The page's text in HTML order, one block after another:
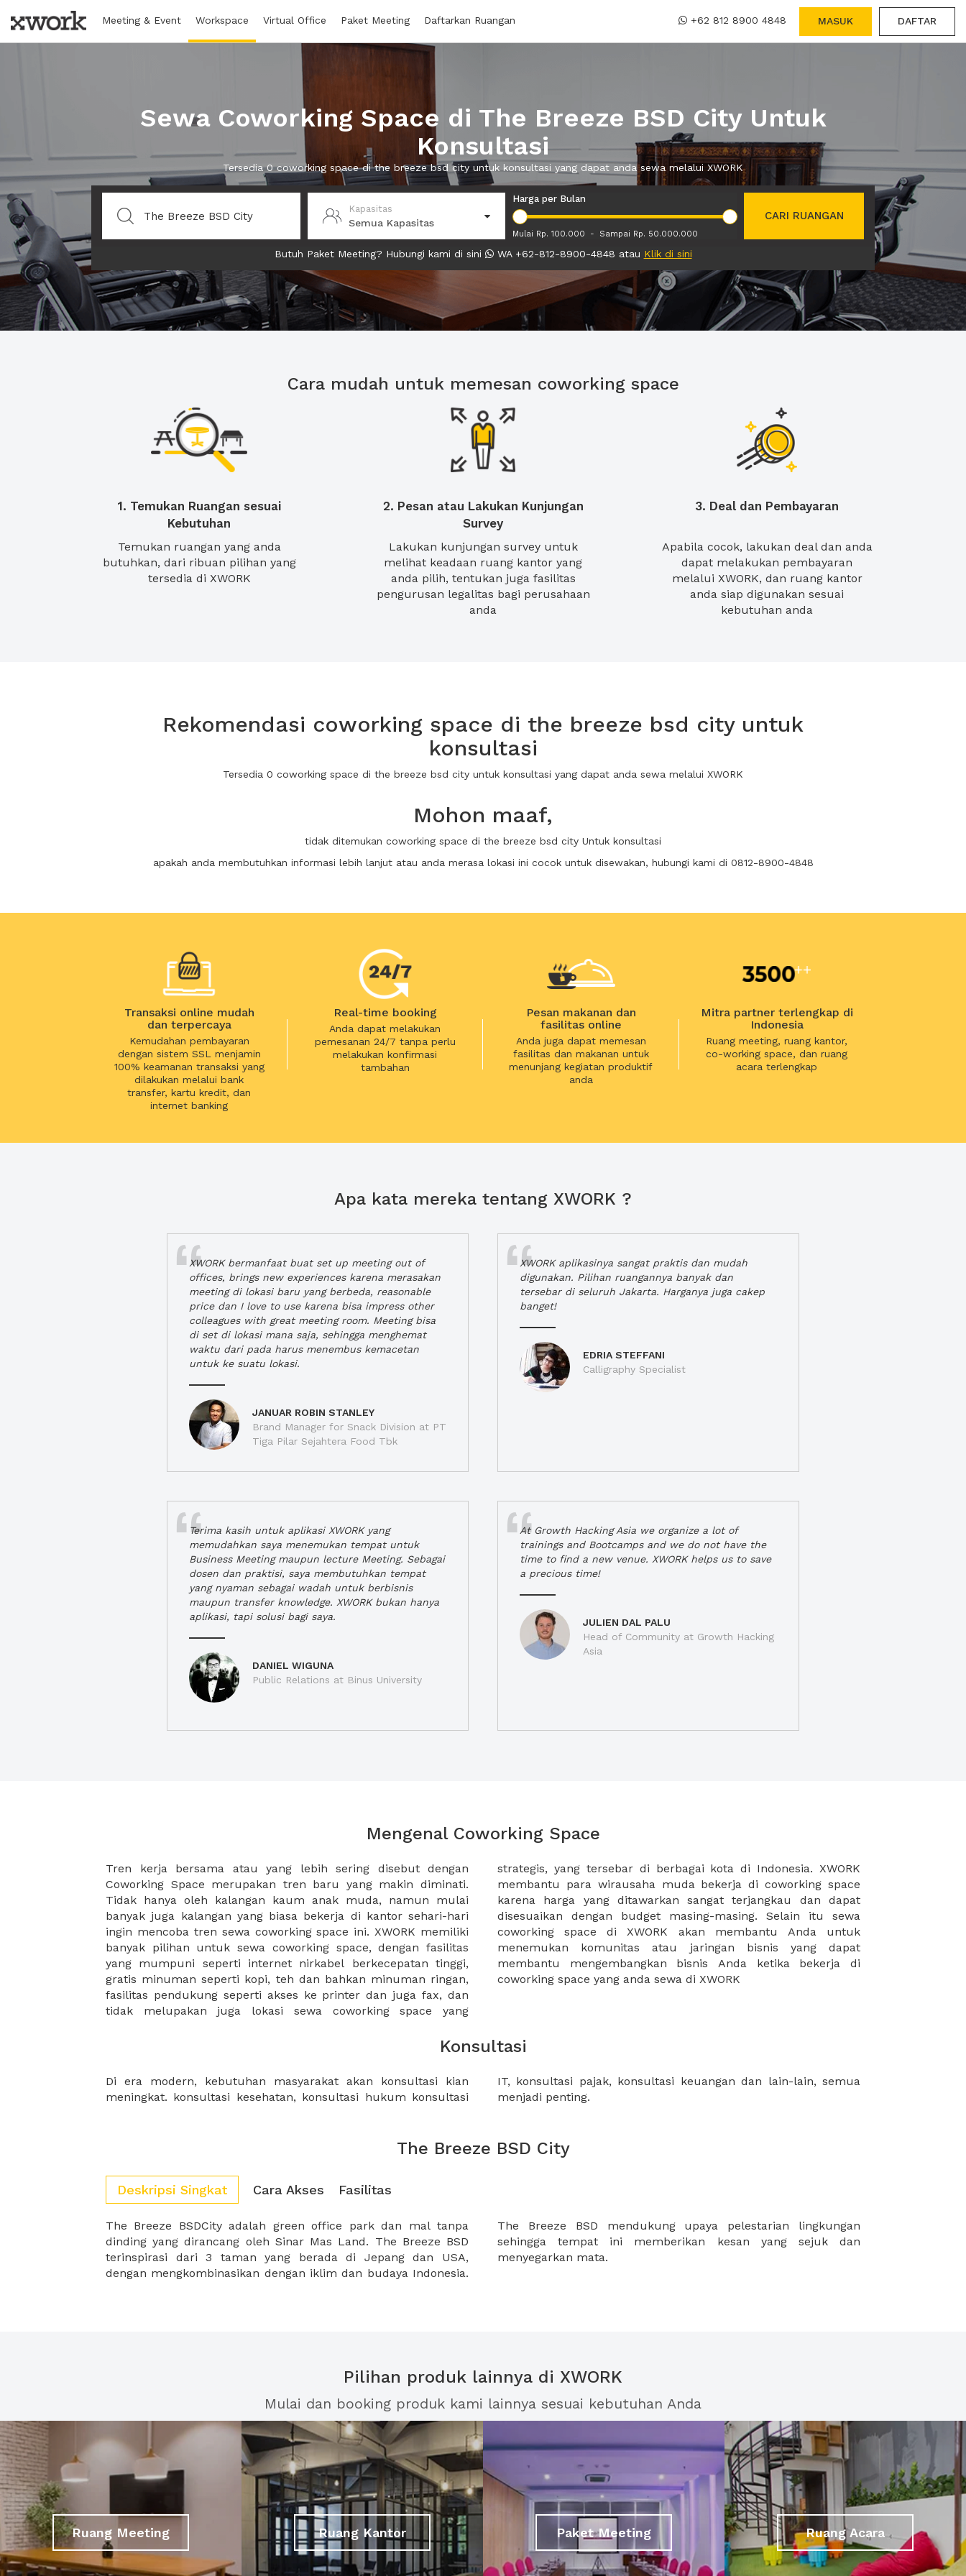
Meeting & Event Workspace Virtual Office Paket Meeting Daftarkan Ruangan +62 812 8900 4848 MASUK DAFTAR
Sewa Coworking Space di The Breeze BSD City Untuk
Konsultasi
Tersedia 0 coworking space di the breeze bsd city untuk konsultasi yang dapat anda sewa melalui XWORK
Kapasitas
Semua Kapasitas
Harga per Bulan
Mulai Rp. 100.000 - Sampai Rp. 50.000.000
CARI RUANGAN
Butuh Paket Meeting? Hubungi kami di sini WA +62-812-8900-4848 atau Klik di sini
Cara mudah untuk memesan coworking space
1. Temukan Ruangan sesuai
Kebutuhan
Temukan ruangan yang anda
butuhkan, dari ribuan pilihan yang
tersedia di XWORK
2. Pesan atau Lakukan Kunjungan
Survey
Lakukan kunjungan survey untuk
melihat keadaan ruang kantor yang
anda pilih, tentukan juga fasilitas
pengurusan legalitas bagi perusahaan
anda
3. Deal dan Pembayaran
Apabila cocok, lakukan deal dan anda
dapat melakukan pembayaran
melalui XWORK, dan ruang kantor
anda siap digunakan sesuai
kebutuhan anda
Rekomendasi coworking space di the breeze bsd city untuk
konsultasi
Tersedia 0 coworking space di the breeze bsd city untuk konsultasi yang dapat anda sewa melalui XWORK
Mohon maaf,
tidak ditemukan coworking space di the breeze bsd city Untuk konsultasi
apakah anda membutuhkan informasi lebih lanjut atau anda merasa lokasi ini cocok untuk disewakan, hubungi kami di 0812-8900-4848
Transaksi online mudah
dan terpercaya
Kemudahan pembayaran
dengan sistem SSL menjamin
100% keamanan transaksi yang
dilakukan melalui bank
transfer, kartu kredit, dan
internet banking
Real-time booking
Anda dapat melakukan
pemesanan 24/7 tanpa perlu
melakukan konfirmasi
tambahan
Pesan makanan dan
fasilitas online
Anda juga dapat memesan
fasilitas dan makanan untuk
menunjang kegiatan produktif
anda
Mitra partner terlengkap di
Indonesia
Ruang meeting, ruang kantor,
co-working space, dan ruang
acara terlengkap
Apa kata mereka tentang XWORK ?
XWORK bermanfaat buat set up meeting out of
offices, brings new experiences karena merasakan
meeting di lokasi baru yang berbeda, reasonable
price dan I love to use karena bisa impress other
colleagues with great meeting room. Meeting bisa
di set di lokasi mana saja, sehingga menghemat
waktu dari pada harus menembus kemacetan
untuk ke suatu lokasi.
JANUAR ROBIN STANLEY
Brand Manager for Snack Division at PT
Tiga Pilar Sejahtera Food Tbk
XWORK aplikasinya sangat praktis dan mudah
digunakan. Pilihan ruangannya banyak dan
tersebar di seluruh Jakarta. Harganya juga cakep
banget!
EDRIA STEFFANI
Calligraphy Specialist
Terima kasih untuk aplikasi XWORK yang
memudahkan saya menemukan tempat untuk
Business Meeting maupun lecture Meeting. Sebagai
dosen dan praktisi, saya membutuhkan tempat
yang nyaman sebagai wadah untuk berbisnis
maupun transfer knowledge. XWORK bukan hanya
aplikasi, tapi solusi bagi saya.
DANIEL WIGUNA
Public Relations at Binus University
At Growth Hacking Asia we organize a lot of
trainings and Bootcamps and we do not have the
time to find a new venue. XWORK helps us to save
a precious time!
JULIEN DAL PALU
Head of Community at Growth Hacking
Asia
Mengenal Coworking Space
Tren kerja bersama atau yang lebih sering disebut dengan
Coworking Space merupakan tren baru yang makin diminati.
Tidak hanya oleh kalangan kaum anak muda, namun mulai
banyak juga kalangan yang biasa bekerja di kantor sehari-hari
ingin mencoba tren sewa coworking space ini. XWORK memiliki
banyak pilihan untuk sewa coworking space, dengan fasilitas
yang mumpuni seperti internet nirkabel berkecepatan tinggi,
gratis minuman seperti kopi, teh dan bahkan minuman ringan,
fasilitas pendukung seperti akses ke printer dan juga fax, dan
tidak melupakan juga lokasi sewa coworking space yang
strategis, yang tersebar di berbagai kota di Indonesia. XWORK
membantu para wirausaha muda bekerja di coworking space
karena harga yang ditawarkan sangat terjangkau dan dapat
disesuaikan dengan budget masing-masing. Selain itu sewa
coworking space di XWORK akan membantu Anda untuk
menemukan komunitas atau jaringan bisnis yang dapat
membantu mengembangkan bisnis Anda ketika bekerja di
coworking space yang anda sewa di XWORK
Konsultasi
Di era modern, kebutuhan masyarakat akan konsultasi kian
meningkat. konsultasi kesehatan, konsultasi hukum konsultasi
IT, konsultasi pajak, konsultasi keuangan dan lain-lain, semua
menjadi penting.
The Breeze BSD City
Deskripsi Singkat Cara Akses Fasilitas
The Breeze BSDCity adalah green office park dan mal tanpa
dinding yang dirancang oleh Sinar Mas Land. The Breeze BSD
terinspirasi dari 3 taman yang berada di Jepang dan USA,
dengan mengkombinasikan dengan iklim dan budaya Indonesia.
The Breeze BSD mendukung upaya pelestarian lingkungan
sehingga tempat ini memberikan kesan yang sejuk dan
menyegarkan mata.
Pilihan produk lainnya di XWORK
Mulai dan booking produk kami lainnya sesuai kebutuhan Anda
Ruang Meeting Ruang Kantor Paket Meeting Ruang Acara